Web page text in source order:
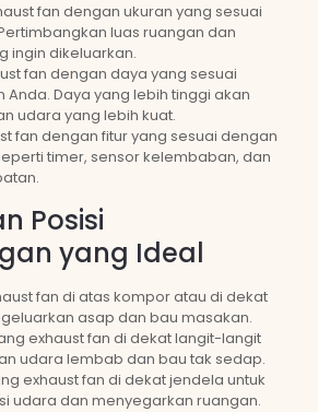
fan dengan ukuran yang sesuai
luas ruangan dan
ingin dikeluarkan.
fan dengan daya yang sesuai
Daya yang lebih tinggi akan
udara yang lebih kuat.
fan dengan fitur yang sesuai dengan
timer, sensor kelembaban, dan
Posisi
yang Ideal
fan di atas kompor atau di dekat
asap dan bau masakan.
exhaust fan di dekat langit-langit
udara lembab dan bau tak sedap.
exhaust fan di dekat jendela untuk
udara dan menyegarkan ruangan.